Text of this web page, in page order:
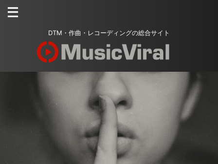
DTM・作曲・レコーディングの総合サイト